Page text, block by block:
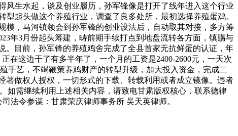
生水起，谈及创业履历，孙军锋像是打开了线年进入这个行业
起头做这个养殖行业，调查了良多处所，最初选择养殖蛋鸡。
模，马河镇领会到孙军锋的创业设法后，自动取其对接，多方筹
年3月份起头筹建，畴前期手续打点到地盘流转各方面，镇赐与
。目前，孙军锋的养殖鸡舍完成了全县首家无抗鲜蛋的认证，年
在这边干了有多半年了，一个月的工资是2400-2600元，一天次
手艺，不竭鞭策养鸡财产的转型升级，加大投入资金，完成二
著做权人授权，一切形式的下载、转载利用或者成立镜像。违者
如需继续利用上述相关内容，请致电甘肃版权核心，联系德律
法令参谋：甘肃荣庆律师事务所 吴天英律师。